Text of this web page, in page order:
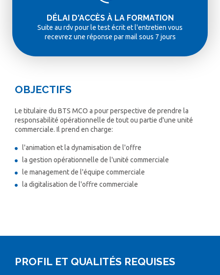
DÉLAI D'ACCÈS À LA FORMATION
Suite au rdv pour le test écrit et l'entretien vous
recevrez une réponse par mail sous 7 jours
OBJECTIFS
Le titulaire du BTS MCO a pour perspective de prendre la
responsabilité opérationnelle de tout ou partie d'une unité
commerciale. Il prend en charge:
l'animation et la dynamisation de l'offre
la gestion opérationnelle de l'unité commerciale
le management de l'équipe commerciale
la digitalisation de l'offre commerciale
PROFIL ET QUALITÉS REQUISES